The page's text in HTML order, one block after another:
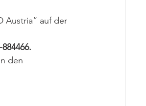
Austria“ auf der
den